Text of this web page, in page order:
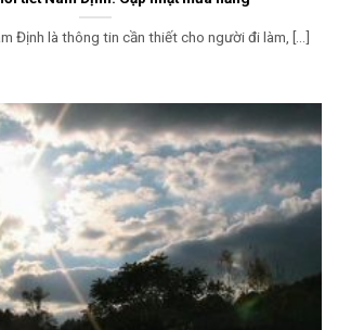
Định là thông tin cần thiết cho người đi làm, [...]